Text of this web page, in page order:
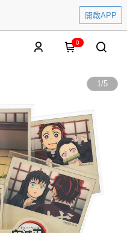
開啟APP
0
1/5